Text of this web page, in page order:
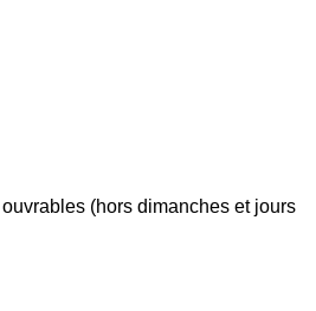
(hors dimanches et jours